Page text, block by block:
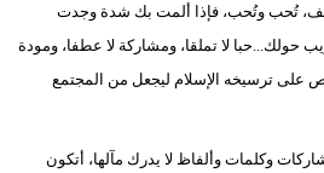
تُحب وتُحب، فإذا ألمت بك شدة وجدت
حولك...حبا لا تملقا، ومشاركة لا عطفا، ومودة
على ترسيخه الإسلام ليجعل من المجتمع
وكلمات وألفاظ لا يدرك مآلها، أتكون